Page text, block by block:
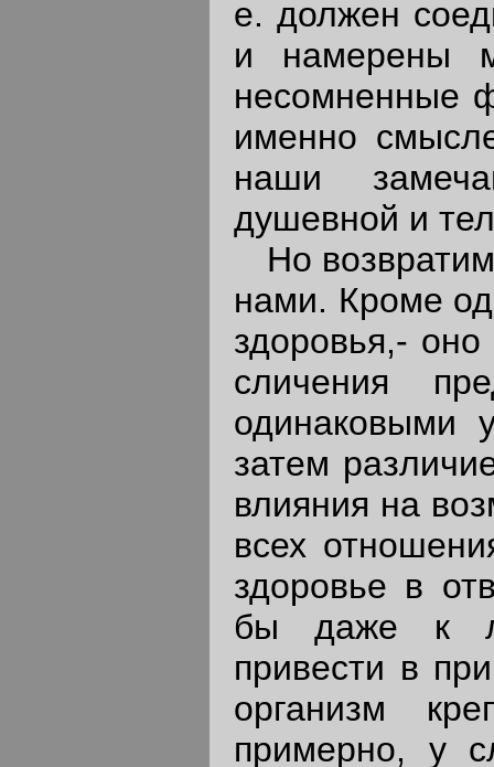
е. должен
и намерены
несомненные
именно
наши
душевной и
Но
нами. Кроме
здоровья,-
сличения
одинаковыми
затем
влияния на
всех
здоровье в
бы даже к
привести в
организм
примерно, у